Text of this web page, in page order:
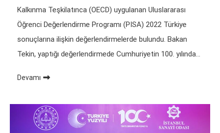
Kalkınma Teşkilatınca (OECD) uygulanan Uluslararası
Öğrenci Değerlendirme Programı (PISA) 2022 Türkiye
sonuçlarına ilişkin değerlendirmelerde bulundu. Bakan
Tekin, yaptığı değerlendirmede Cumhuriyetin 100. yılında…
Devamı